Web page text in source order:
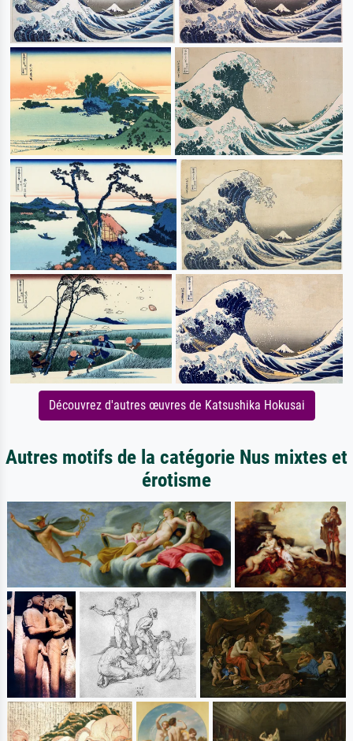
Découvrez d'autres œuvres de Katsushika Hokusai
Autres motifs de la catégorie Nus mixtes et
érotisme